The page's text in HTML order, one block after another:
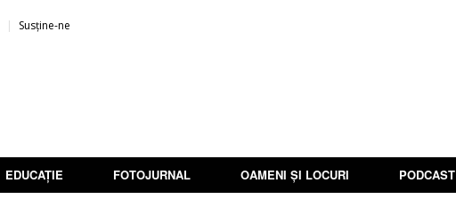
Susține-ne
EDUCAȚIE FOTOJURNAL OAMENI ȘI LOCURI PODCAST